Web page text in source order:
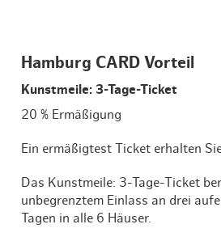
Hamburg CARD Vorteil
Kunstmeile: 3-Tage-Ticket
20 % Ermäßigung
Ein ermäßigtest Ticket erhalten
Das Kunstmeile: 3-Tage-Ticket
unbegrenztem Einlass an drei
Tagen in alle 6 Häuser.